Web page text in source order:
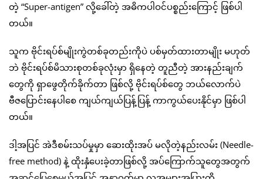
တဲ့ “Super-antigen” လို့ခေါ်တဲ့ အဓိကပါဝင်ပစ္စည်းကြောင့် ဖြစ်ပါ
တယ်။
သူက ဗိုင်းရပ်စ်မျိုးကွဲတစ်ခုတည်းကိုပဲ ပစ်မှတ်ထားတာမျိုး မဟုတ်
ဘဲ ဗိုင်းရပ်စ်မိသားစုတစ်ခုလုံးမှာ ရှိနေတဲ့ တူညီတဲ့ အားနည်းချက်
တွေကို ရှာဖွေတိုက်ခိုက်တာ ဖြစ်လို့ ဗိုင်းရပ်စ်တွေ ဘယ်လောက်ပဲ
ဗီဇပြောင်းနေပါစေ ကျယ်ကျယ်ပြန့်ပြန့် ကာကွယ်ပေးနိုင်မှာ ဖြစ်ပါ
တယ်။
ဒါ့အပြင် အဲဒီစမ်းသပ်မှုမှာ ဆေးထိုးအပ် မလိုတဲ့နည်းလမ်း (Needle-
free method) နဲ့ ထိုးနှံပေးခဲ့တာဖြစ်လို့ အပ်ကြောက်သူတွေအတွက်